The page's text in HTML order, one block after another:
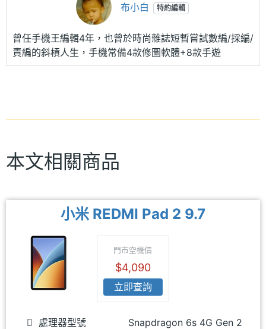
布小白 特約編輯
曾任手機王編輯4年，也曾於時尚雜誌短暫嘗試數編/採編/
責編的斜槓人生，手機常備4款修圖軟體+8款手遊
本文相關商品
小米 REDMI Pad 2 9.7
門市空機價
$4,090
立即查詢
處理器型號 Snapdragon 6s 4G Gen 2